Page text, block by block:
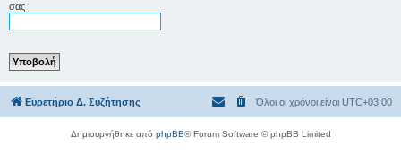
σας
Ευρετήριο Δ. Συζήτησης Όλοι οι χρόνοι είναι UTC+03:00
Δημιουργήθηκε από phpBB® Forum Software © phpBB Limited